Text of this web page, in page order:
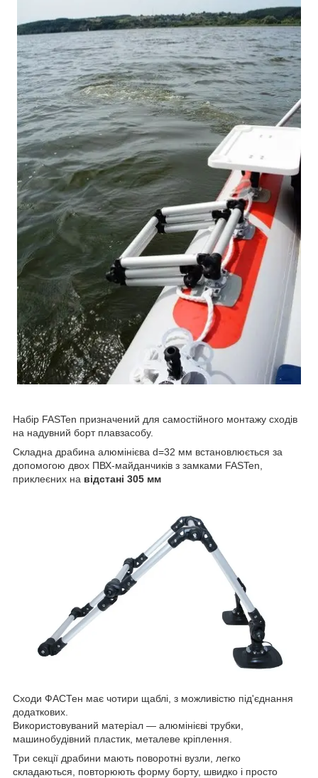
Набір FASTen призначений для самостійного монтажу сходів
на надувний борт плавзасобу.
Складна драбина алюмінієва d=32 мм встановлюється за
допомогою двох ПВХ-майданчиків з замками FASTen,
приклеєних на відстані 305 мм
Сходи ФАСТен має чотири щаблі, з можливістю під'єднання
додаткових.
Використовуваний матеріал ― алюмінієві трубки,
машинобудівний пластик, металеве кріплення.
Три секції драбини мають поворотні вузли, легко
складаються, повторюють форму борту, швидко і просто